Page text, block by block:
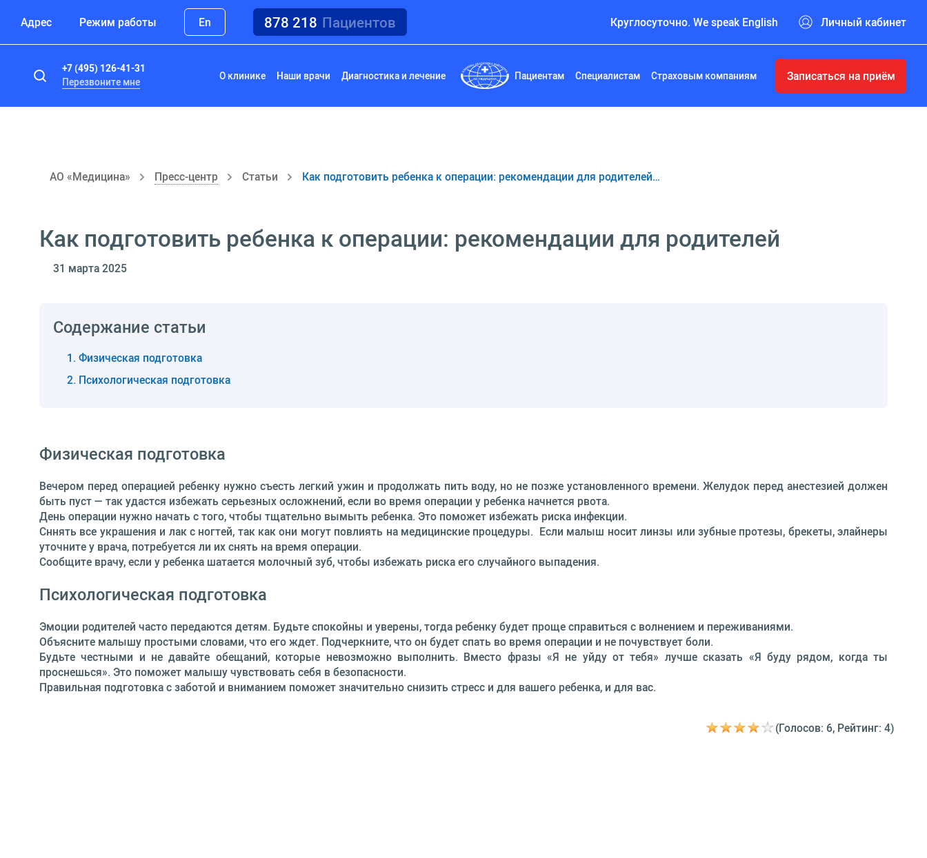
Адрес Режим работы En 878 218 Пациентов Круглосуточно. We speak English Личный кабинет
+7 (495) 126-41-31
Перезвоните мне
О клинике Наши врачи Диагностика и лечение Пациентам Специалистам Страховым компаниям Записаться на приём
АО «Медицина» Пресс-центр Статьи Как подготовить ребенка к операции: рекомендации для родителей…
Как подготовить ребенка к операции: рекомендации для родителей
31 марта 2025
Содержание статьи
Физическая подготовка
Психологическая подготовка
Физическая подготовка
Вечером перед операцией ребенку нужно съесть легкий ужин и продолжать пить воду, но не позже установленного времени. Желудок перед анестезией должен
быть пуст — так удастся избежать серьезных осложнений, если во время операции у ребенка начнется рвота.
День операции нужно начать с того, чтобы тщательно вымыть ребенка. Это поможет избежать риска инфекции.
Сннять все украшения и лак с ногтей, так как они могут повлиять на медицинские процедуры. Если малыш носит линзы или зубные протезы, брекеты, элайнеры
уточните у врача, потребуется ли их снять на время операции.
Сообщите врачу, если у ребенка шатается молочный зуб, чтобы избежать риска его случайного выпадения.
Психологическая подготовка
Эмоции родителей часто передаются детям. Будьте спокойны и уверены, тогда ребенку будет проще справиться с волнением и переживаниями.
Объясните малышу простыми словами, что его ждет. Подчеркните, что он будет спать во время операции и не почувствует боли.
Будьте честными и не давайте обещаний, которые невозможно выполнить. Вместо фразы «Я не уйду от тебя» лучше сказать «Я буду рядом, когда ты
проснешься». Это поможет малышу чувствовать себя в безопасности.
Правильная подготовка с заботой и вниманием поможет значительно снизить стресс и для вашего ребенка, и для вас.
(Голосов: 6, Рейтинг: 4)